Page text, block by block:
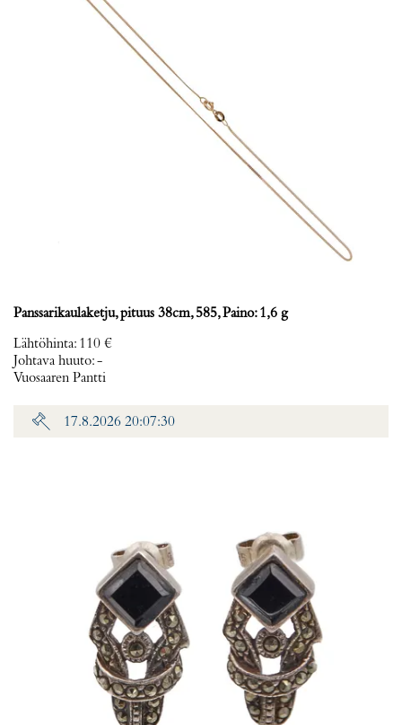
Panssarikaulaketju, pituus 38cm, 585, Paino: 1,6 g
Lähtöhinta: 110 €
Johtava huuto:-
Vuosaaren Pantti
17.8.2026 20:07:30